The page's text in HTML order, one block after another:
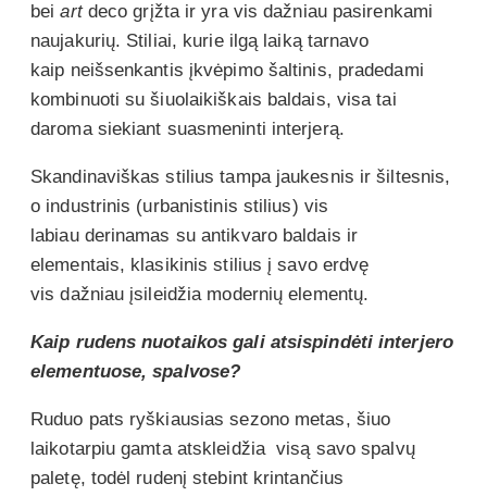
beiart deco grįžta ir yra vis dažniau pasirenkami
naujakurių. Stiliai, kurie ilgą laiką tarnavo
kaip neišsenkantis įkvėpimo šaltinis, pradedami
kombinuoti su šiuolaikiškais baldais, visa tai
daroma siekiant suasmeninti interjerą.
Skandinaviškas stilius tampa jaukesnis ir šiltesnis,
o industrinis (urbanistinis stilius) vis
labiau derinamas su antikvaro baldais ir
elementais, klasikinis stilius į savo erdvę
vis dažniau įsileidžia modernių elementų.
Kaip rudens nuotaikos gali atsispindėti interjero
elementuose, spalvose?
Ruduo pats ryškiausias sezono metas, šiuo
laikotarpiu gamta atskleidžia visą savo spalvų
paletę, todėl rudenį stebint krintančius